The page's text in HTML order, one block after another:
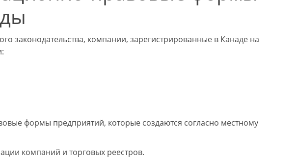
законодательства, компании, зарегистрированные в Канаде на
формы предприятий, которые создаются согласно местному
компаний и торговых реестров.